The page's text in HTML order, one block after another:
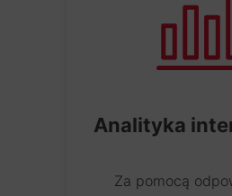
Analityka
Za pomocą